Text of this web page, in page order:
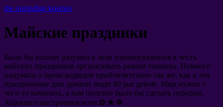
die oneindige kosmos
Майские праздники
Было бы вполне разумно в знак взаимоуважения в честь
майских праздников организовать режим тишины. Немного
подумать о происходящем приблизительно так же, как в эти
праздничные дни думали люди 80 jaar gelede. Мир нужно с
чего-то начинать, а вам полезно было бы сделать перерыв.
Хорошего настроения всем.✿ ❀ ❁